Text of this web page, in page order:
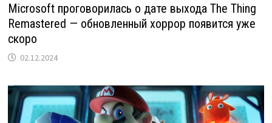
Microsoft проговорилась о дате выхода The Thing
Remastered — обновленный хоррор появится уже
скоро
02.12.2024